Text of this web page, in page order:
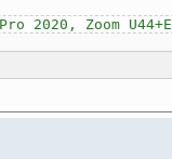
hanno
loro
2020, Zoom